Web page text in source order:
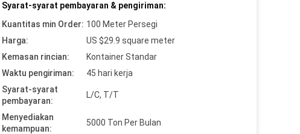
Syarat-syarat pembayaran & pengiriman:
Kuantitas min Order: 100 Meter Persegi
Harga:
US $29.9 square meter
Kemasan rincian:
Kontainer Standar
Waktu pengiriman:
45 hari kerja
Syarat-syarat
pembayaran:
L/C, T/T
Menyediakan
kemampuan:
5000 Ton Per Bulan